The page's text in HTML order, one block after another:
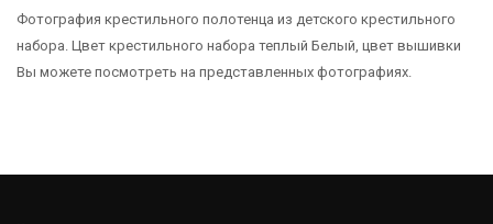
Фотография крестильного полотенца из детского крестильного
набора. Цвет крестильного набора теплый Белый, цвет вышивки
Вы можете посмотреть на представленных фотографиях.